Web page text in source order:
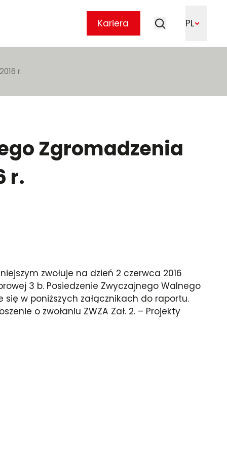
Kariera
PL
r.
Zgromadzenia
r.
zwołuje na dzień 2 czerwca 2016
3 b. Posiedzenie Zwyczajnego Walnego
się w poniższych załącznikach do raportu.
o zwołaniu ZWZA Zał. 2. – Projekty